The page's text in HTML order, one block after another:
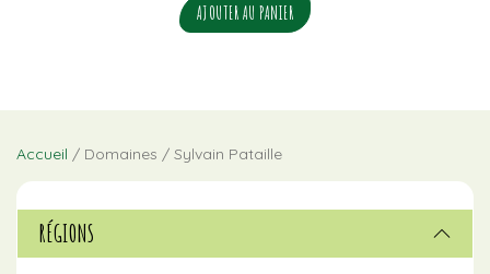
AJOUTER AU PANIER
Accueil / Domaines / Sylvain Pataille
RÉGIONS